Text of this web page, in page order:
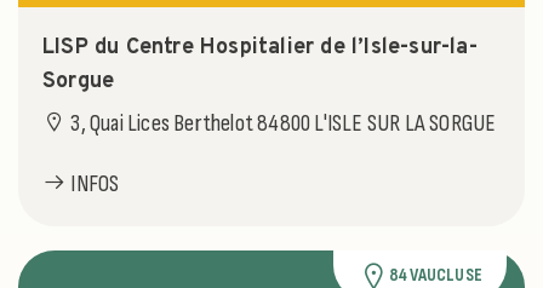
LISP du Centre Hospitalier de l’Isle-sur-la-
Sorgue
3, Quai Lices Berthelot 84800 L'ISLE SUR LA SORGUE
INFOS
84 VAUCLUSE